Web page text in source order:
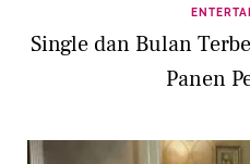
Single dan Bulan
Panen